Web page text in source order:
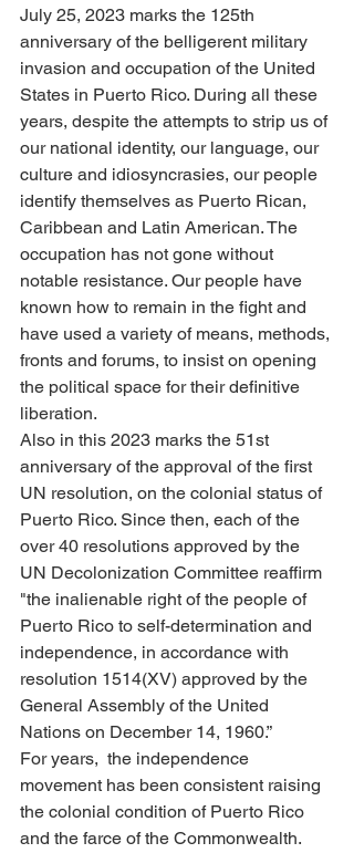
July 25, 2023 marks the 125th
anniversary of the belligerent military
invasion and occupation of the United
States in Puerto Rico. During all these
years, despite the attempts to strip us of
our national identity, our language, our
culture and idiosyncrasies, our people
identify themselves as Puerto Rican,
Caribbean and Latin American. The
occupation has not gone without
notable resistance. Our people have
known how to remain in the fight and
have used a variety of means, methods,
fronts and forums, to insist on opening
the political space for their definitive
liberation.
Also in this 2023 marks the 51st
anniversary of the approval of the first
UN resolution, on the colonial status of
Puerto Rico. Since then, each of the
over 40 resolutions approved by the
UN Decolonization Committee reaffirm
"the inalienable right of the people of
Puerto Rico to self-determination and
independence, in accordance with
resolution 1514(XV) approved by the
General Assembly of the United
Nations on December 14, 1960.”
For years,  the independence
movement has been consistent raising
the colonial condition of Puerto Rico
and the farce of the Commonwealth.